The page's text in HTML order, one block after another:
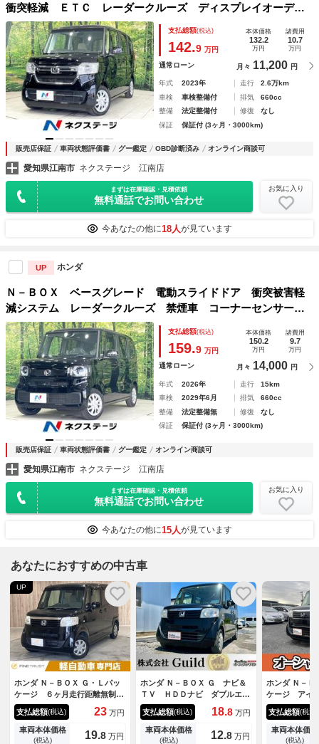
衝突軽減 ＥＴＣ レーダークルーズ ディスプレイオーディ
オ コーナーセンサー シートヒーター スマートキー 車線
逸脱警報 オートエアコン ＬＥＤヘッド
支払総額(税込)
142.9 万円
本体価格
132.2
万円
諸費用
10.7
万円
通常ローン 月々 11,200 円
年式 2023年 走行
2.6万km
車検
車検整備付 排気
660cc
整備
法定整備付 修復
なし
保証
保証付 (3ヶ月・3000km)
販売店保証 車両状態評価書 グー鑑定 OBD診断済み オンライン商談可
愛知県江南市 ネクステージ 江南店
まずは在庫確認・見積依頼
無料通話でお問い合わせ
お気に入り
今あなたの他に18人が見ています
UP ホンダ
Ｎ－ＢＯＸ ベースグレード 電動スライドドア 衝突被害軽
減システム レーダークルーズ 禁煙車 コーナーセンサー
スマートキー ＬＥＤヘッド オートハイビーム 前席シート
ヒーター 車線逸脱警報 オートライト オートエアコン
支払総額(税込)
159.9 万円
本体価格
150.2
万円
諸費用
9.7
万円
通常ローン 月々 14,000 円
年式 2026年 走行
15km
車検
2029年6月 排気
660cc
整備
法定整備無 修復
なし
保証
保証付 (3ヶ月・3000km)
販売店保証 車両状態評価書 グー鑑定 オンライン商談可
愛知県江南市 ネクステージ 江南店
まずは在庫確認・見積依頼
無料通話でお問い合わせ
お気に入り
今あなたの他に15人が見ています
あなたにおすすめの中古車
UP
ホンダ Ｎ－ＢＯＸ Ｇ・Ｌパッ
ケージ ６ヶ月走行距離無制限
保証付 ＨＤＤナビ パワース
ライドドア スマートキー オ
ートエアコン 禁煙車 電動格
納ミラー アイドリングストッ
支払総額(税込) 23 万円
車両本体価格
(税込) 19.8 万円
ホンダ Ｎ－ＢＯＸ Ｇ ナビ＆
ＴＶ ＨＤＤナビ ダブルエア
バック 電動格納ドアミラー
地デジ サイドエアバック 横
滑り防止 キーレスエントリー
システム ＰＷ オートエアコ
支払総額(税込) 18.8 万円
車両本体価格
(税込) 12.8 万円
ホンダ Ｎ－Ｂ
ケージ アイ
プ 盗難防止
スエントリー
ト 衝突安全
ルストップ
支払総額(税込)
車両本体価格
(税込)